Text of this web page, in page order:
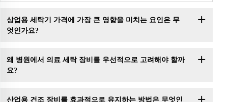
상업용 세탁기 가격에 가장 큰 영향을 미치는 요인은 무
엇인가요?
왜 병원에서 의료 세탁 장비를 우선적으로 고려해야 할까
요?
산업용 건조 장비를 효과적으로 유지하는 방법은 무엇인